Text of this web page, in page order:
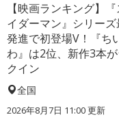
【映画ランキング】
イダーマン』シリーズ
発進で初登場V！『ち
わ』は2位、新作3本
クイン
全国
2026年8月7日 11:00更新